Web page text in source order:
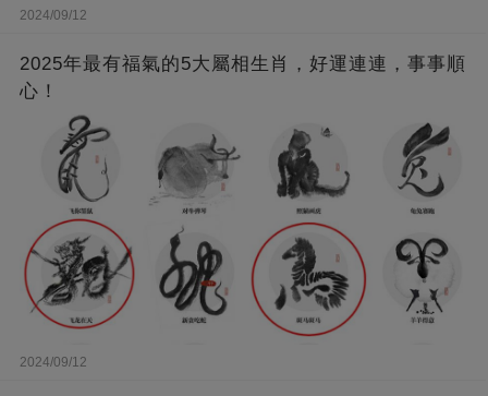
2024/09/12
2025年最有福氣的5大屬相生肖，好運連連，事事順
心！
2024/09/12